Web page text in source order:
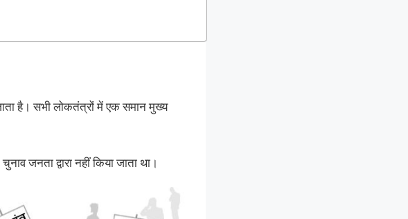
है। सभी लोकतंत्रों में एक समान मुख्य
जनता द्वारा नहीं किया जाता था।